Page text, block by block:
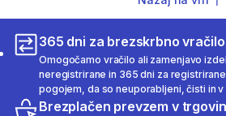
365 dni za brezskrbno vračilo
Omogočamo vračilo ali zamenjavo
neregistrirane in 365 dni za
pogojem, da so neuporabljeni, čisti in v
Brezplačen prevzem v